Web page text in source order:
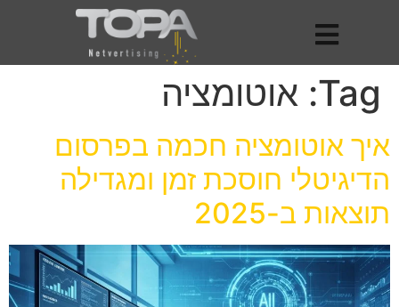
Tag: אוטומציה
איך אוטומציה חכמה בפרסום
הדיגיטלי חוסכת זמן ומגדילה
תוצאות ב-2025